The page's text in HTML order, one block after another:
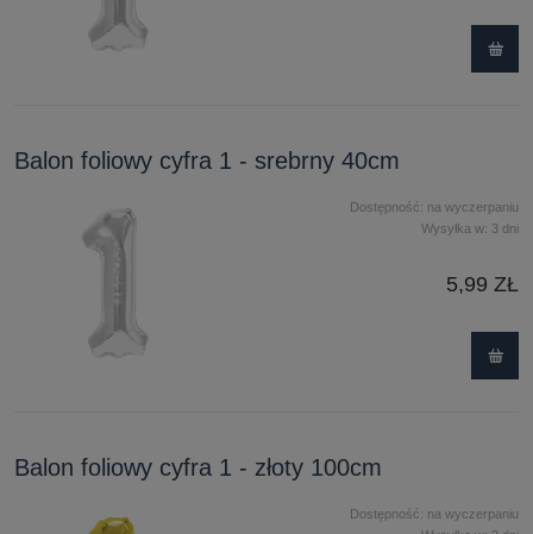
Balon foliowy cyfra 1 - srebrny 40cm
Dostępność: na wyczerpaniu
Wysyłka w: 3 dni
5,99 ZŁ
Balon foliowy cyfra 1 - złoty 100cm
Dostępność: na wyczerpaniu